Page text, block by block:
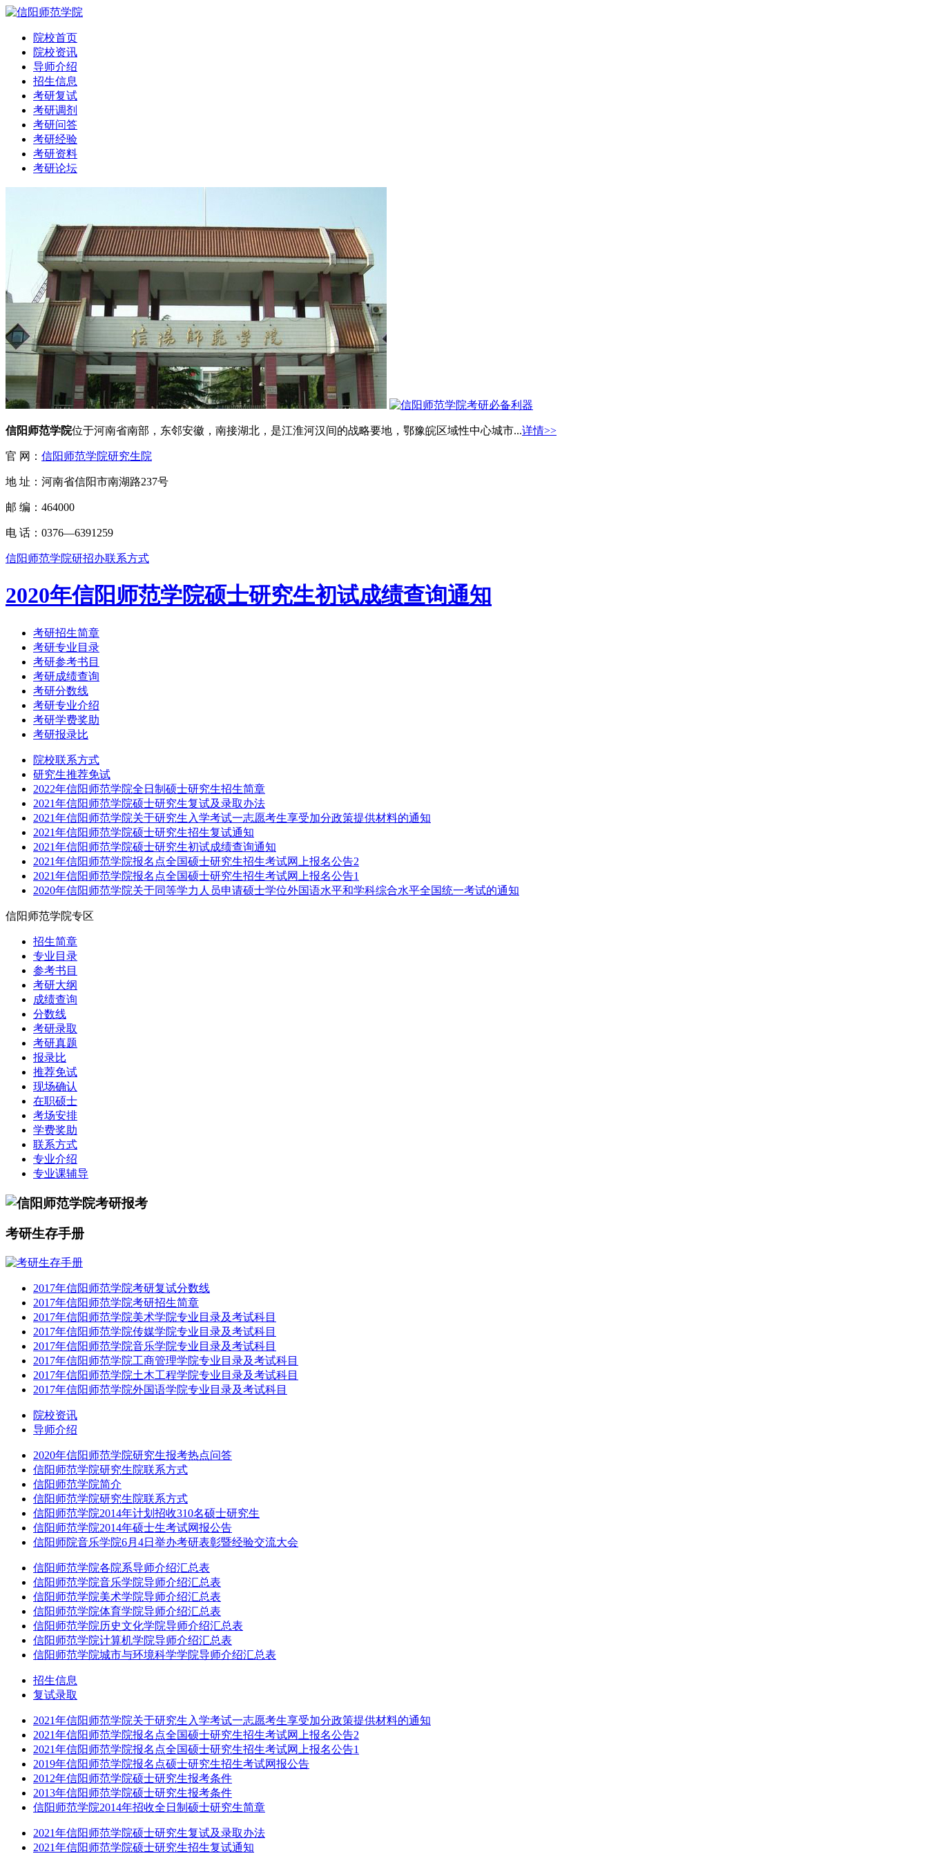
院校首页
院校资讯
导师介绍
招生信息
考研复试
考研调剂
考研问答
考研经验
考研资料
考研论坛
信阳师范学院位于河南省南部，东邻安徽，南接湖北，是江淮河汉间的战略要地，鄂豫皖区域性中心城市...详情>>
官 网： 信阳师范学院研究生院
地 址：河南省信阳市南湖路237号
邮 编：464000
电 话：0376—6391259
信阳师范学院研招办联系方式
2020年信阳师范学院硕士研究生初试成绩查询通知
考研招生简章
考研专业目录
考研参考书目
考研成绩查询
考研分数线
考研专业介绍
考研学费奖助
考研报录比
院校联系方式
研究生推荐免试
2022年信阳师范学院全日制硕士研究生招生简章
2021年信阳师范学院硕士研究生复试及录取办法
2021年信阳师范学院关于研究生入学考试一志愿考生享受加分政策提供材料的通知
2021年信阳师范学院硕士研究生招生复试通知
2021年信阳师范学院硕士研究生初试成绩查询通知
2021年信阳师范学院报名点全国硕士研究生招生考试网上报名公告2
2021年信阳师范学院报名点全国硕士研究生招生考试网上报名公告1
2020年信阳师范学院关于同等学力人员申请硕士学位外国语水平和学科综合水平全国统一考试的通知
信阳师范学院专区
招生简章
专业目录
参考书目
考研大纲
成绩查询
分数线
考研录取
考研真题
报录比
推荐免试
现场确认
在职硕士
考场安排
学费奖助
联系方式
专业介绍
专业课辅导
考研生存手册
2017年信阳师范学院考研复试分数线
2017年信阳师范学院考研招生简章
2017年信阳师范学院美术学院专业目录及考试科目
2017年信阳师范学院传媒学院专业目录及考试科目
2017年信阳师范学院音乐学院专业目录及考试科目
2017年信阳师范学院工商管理学院专业目录及考试科目
2017年信阳师范学院土木工程学院专业目录及考试科目
2017年信阳师范学院外国语学院专业目录及考试科目
院校资讯
导师介绍
2020年信阳师范学院研究生报考热点问答
信阳师范学院研究生院联系方式
信阳师范学院简介
信阳师范学院研究生院联系方式
信阳师范学院2014年计划招收310名硕士研究生
信阳师范学院2014年硕士生考试网报公告
信阳师院音乐学院6月4日举办考研表彰暨经验交流大会
信阳师范学院各院系导师介绍汇总表
信阳师范学院音乐学院导师介绍汇总表
信阳师范学院美术学院导师介绍汇总表
信阳师范学院体育学院导师介绍汇总表
信阳师范学院历史文化学院导师介绍汇总表
信阳师范学院计算机学院导师介绍汇总表
信阳师范学院城市与环境科学学院导师介绍汇总表
招生信息
复试录取
2021年信阳师范学院关于研究生入学考试一志愿考生享受加分政策提供材料的通知
2021年信阳师范学院报名点全国硕士研究生招生考试网上报名公告2
2021年信阳师范学院报名点全国硕士研究生招生考试网上报名公告1
2019年信阳师范学院报名点硕士研究生招生考试网报公告
2012年信阳师范学院硕士研究生报考条件
2013年信阳师范学院硕士研究生报考条件
信阳师范学院2014年招收全日制硕士研究生简章
2021年信阳师范学院硕士研究生复试及录取办法
2021年信阳师范学院硕士研究生招生复试通知